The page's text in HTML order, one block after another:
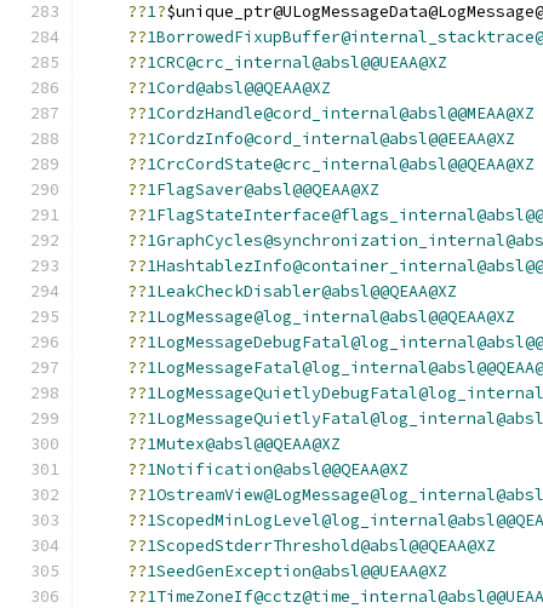
??1?
??
??1CRC@crc_internal@absl@@UEAA@XZ
??1Cord@absl@@QEAA@XZ
??1CordzHandle@cord_internal@absl@@MEAA@XZ
??1CordzInfo@cord_internal@absl@@EEAA@XZ
??1CrcCordState@crc_internal@absl@@QEAA@XZ
??1FlagSaver@absl@@QEAA@XZ
??
??
??
??1LeakCheckDisabler@absl@@QEAA@XZ
??1LogMessage@log_internal@absl@@QEAA@XZ
??
??
??
??
??1Mutex@absl@@QEAA@XZ
??1Notification@absl@@QEAA@XZ
??
??
??1ScopedStderrThreshold@absl@@QEAA@XZ
??1SeedGenException@absl@@UEAA@XZ
??